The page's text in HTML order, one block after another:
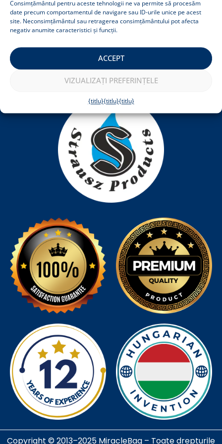
Consimțământul pentru aceste tehnologii ne va permite să procesăm
date precum comportamentul de navigare sau ID-urile unice pe acest
site. Neconsimțământul sau retragerea consimțământului pot afecta
negativ anumite caracteristici și funcții.
ACCEPT
VIZUALIZAȚI PREFERINȚELE
{titlu}{titlu}{titlu}
FAQ
Recenzii
Legal
termeni si conditii
Politica de confidențialitate
Informații pentru consumatori
Notificare privind cookie-urile
Copyright © 2013–2025 MiracleBag – Toate drepturile